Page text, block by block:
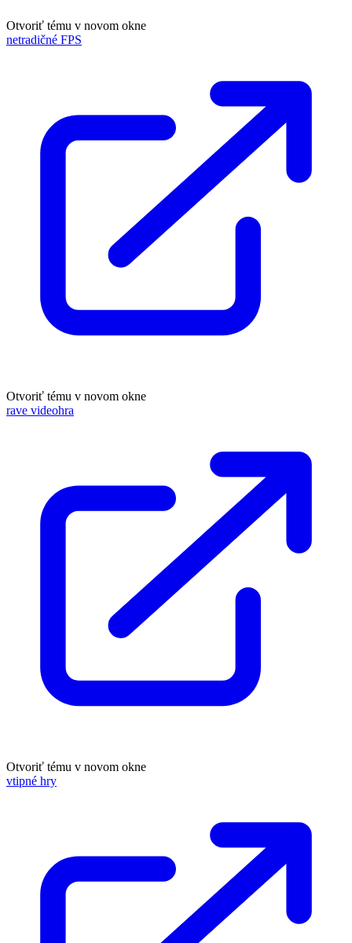
Otvoriť tému v novom okne
netradičné FPS
Otvoriť tému v novom okne
rave videohra
Otvoriť tému v novom okne
vtipné hry